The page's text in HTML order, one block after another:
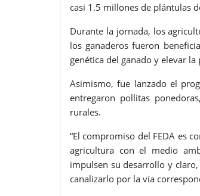
casi 1.5 millones de plántulas
Durante la jornada, los
los ganaderos fueron
genética del ganado y elevar
Asimismo, fue lanzado el
entregaron pollitas
rurales.
“El compromiso del FEDA es
agricultura con el medio
impulsen su desarrollo y
canalizarlo por la vía